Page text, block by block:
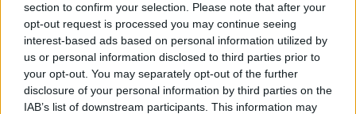
section to confirm your selection. Please note that after your
opt-out request is processed you may continue seeing
interest-based ads based on personal information utilized by
us or personal information disclosed to third parties prior to
your opt-out. You may separately opt-out of the further
disclosure of your personal information by third parties on the
IAB’s list of downstream participants. This information may